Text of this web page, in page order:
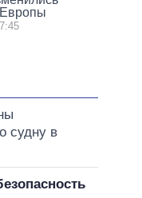
Европы
судну в